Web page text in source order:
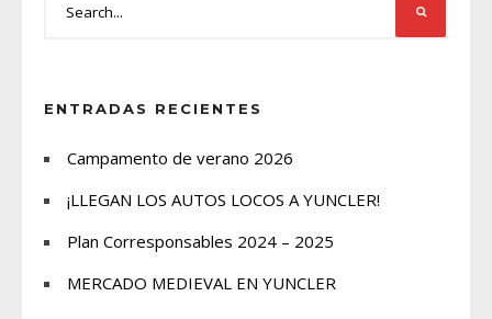
ENTRADAS RECIENTES
Campamento de verano 2026
¡LLEGAN LOS AUTOS LOCOS A YUNCLER!
Plan Corresponsables 2024 – 2025
MERCADO MEDIEVAL EN YUNCLER